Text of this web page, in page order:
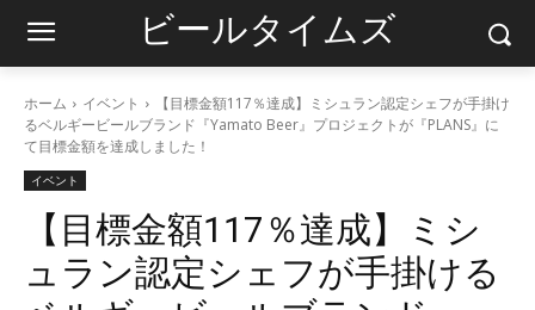
ビールタイムズ
ホーム イベント
【目標金額117％達成】ミシュラン認定シェフが手掛け
るベルギービールブランド『Yamato Beer』プロジェクトが『PLANS』に
て目標金額を達成しました！
イベント
【目標金額117％達成】ミシ
ュラン認定シェフが手掛ける